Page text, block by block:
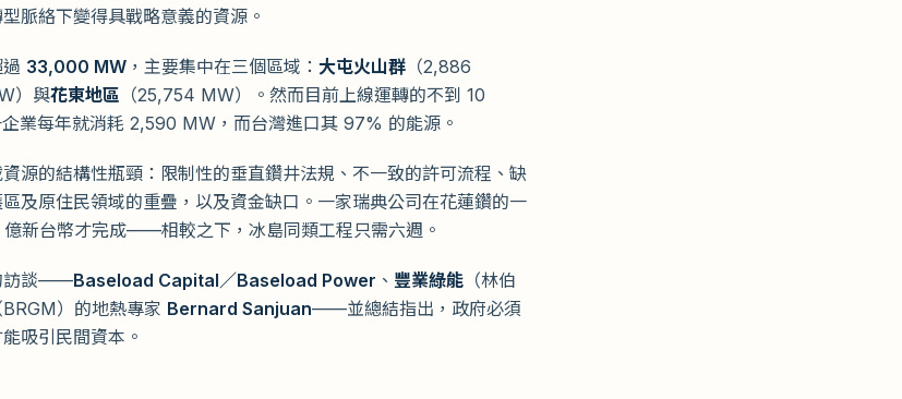
脈絡下變得具戰略意義的資源。
33,000 MW ，主要集中在三個區域： 大屯火山群 （2,886
）與花東地區 （25,754 MW）。然而目前上線運轉的不到 10
業每年就消耗 2,590 MW，而台灣進口其 97% 的能源。
源的結構性瓶頸：限制性的垂直鑽井法規、不一致的許可流程、缺
及原住民領域的重疊，以及資金缺口。一家瑞典公司在花蓮鑽的一
億新台幣才完成——相較之下，冰島同類工程只需六週。
訪談——Baseload Capital／Baseload Power 、 豐業綠能 （林伯
）的地熱專家 Bernard Sanjuan——並總結指出，政府必須
吸引民間資本。